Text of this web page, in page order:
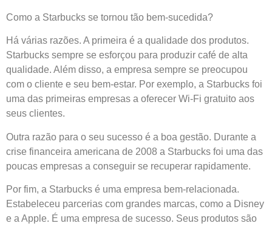
Como a Starbucks se tornou tão bem-sucedida?
Há várias razões. A primeira é a qualidade dos produtos.
Starbucks sempre se esforçou para produzir café de alta
qualidade. Além disso, a empresa sempre se preocupou
com o cliente e seu bem-estar. Por exemplo, a Starbucks foi
uma das primeiras empresas a oferecer Wi-Fi gratuito aos
seus clientes.
Outra razão para o seu sucesso é a boa gestão. Durante a
crise financeira americana de 2008 a Starbucks foi uma das
poucas empresas a conseguir se recuperar rapidamente.
Por fim, a Starbucks é uma empresa bem-relacionada.
Estabeleceu parcerias com grandes marcas, como a Disney
e a Apple. É uma empresa de sucesso. Seus produtos são